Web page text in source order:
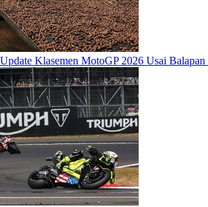
Update Klasemen MotoGP 2026 Usai